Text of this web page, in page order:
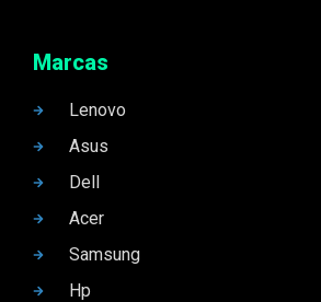
Marcas
Lenovo
Asus
Dell
Acer
Samsung
Hp